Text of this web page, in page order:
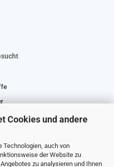
Cookies und andere
Technologien, auch von
der Website zu
zu analysieren und Ihnen